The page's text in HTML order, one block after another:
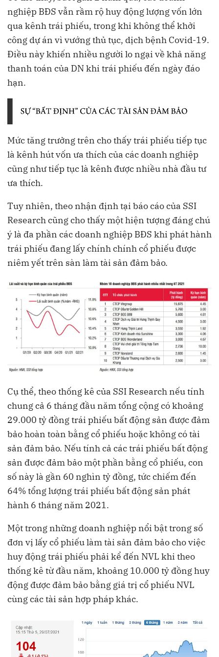
nghiệp BĐS vẫn rầm rộ huy động lượng vốn lớn
qua kênh trái phiếu, trong khi không thể khởi
công dự án vì vướng thủ tục, dịch bệnh Covid-19.
Điều này khiến nhiều người lo ngại về khả năng
thanh toán của DN khi trái phiếu đến ngày đáo
hạn.
Mức tăng trưởng trên cho thấy trái phiếu tiếp tục
là kênh hút vốn ưa thích của các doanh nghiệp
cũng như tiếp tục là kênh được nhiều nhà đầu tư
ưa thích.
Tuy nhiên, theo nhận định tại báo cáo của SSI
Research cũng cho thấy một hiện tượng đáng chú
ý là đa phần các doanh nghiệp BĐS khi phát hành
trái phiếu đang lấy chính chính cổ phiếu được
niêm yết trên sàn làm tài sản đảm bảo.
Cụ thể, theo thống kê của SSI Research nếu tính
chung cả 6 tháng đầu năm tổng cộng có khoảng
29.000 tỷ đồng trái phiếu bất động sản được đảm
bảo hoàn toàn bằng cổ phiếu hoặc không có tài
sản đảm bảo. Nếu tính cả các trái phiếu bất động
sản được đảm bảo một phần bằng cổ phiếu, con
số này là gần 60 nghìn tỷ đồng, tức chiếm đến
64% tổng lượng trái phiếu bất động sản phát
hành 6 tháng năm 2021.
Một trong những doanh nghiệp nổi bật trong số
đơn vị lấy cổ phiếu làm tài sản đảm bảo cho việc
huy động trái phiếu phải kể đến NVL khi theo
thống kê từ đầu năm, khoảng 10.000 tỷ đồng huy
động được đảm bảo bằng giá trị cổ phiếu NVL
cùng các tài sản hợp pháp khác.